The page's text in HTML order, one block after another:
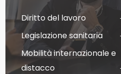
Diritto del lavoro
Legislazione sanitaria
Mobilità internazionale e
distacco